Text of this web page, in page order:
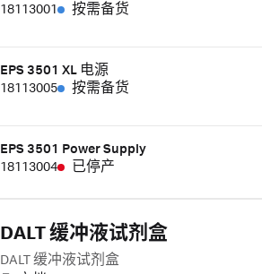
18113001
按需备货
EPS 3501 XL 电源
18113005
按需备货
EPS 3501 Power Supply
18113004
已停产
DALT 缓冲液试剂盒
DALT 缓冲液试剂盒